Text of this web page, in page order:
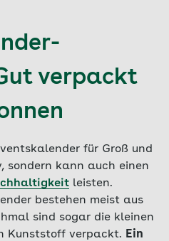
verpackt
für Groß und
sondern kann auch einen
leisten.
bestehen meist aus
sind sogar die kleinen
Kunststoff verpackt. Ein